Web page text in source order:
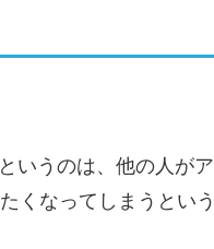
いうのは、他の人がア
くなってしまうという